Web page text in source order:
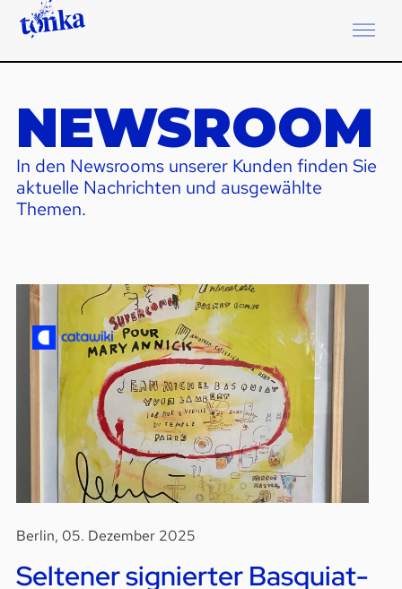
NEWSROOM
In den Newsrooms unserer Kunden finden Sie
aktuelle Nachrichten und ausgewählte
Themen.
Berlin, 05. Dezember 2025
Seltener signierter Basquiat-